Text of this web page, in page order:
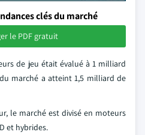
clés du marché
le PDF gratuit
de jeu était évalué à 1 milliard
marché a atteint 1,5 milliard de
le marché est divisé en moteurs
et hybrides.